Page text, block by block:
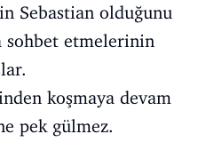
Sebastian olduğunu
sohbet etmelerinin
koşmaya devam
pek gülmez.